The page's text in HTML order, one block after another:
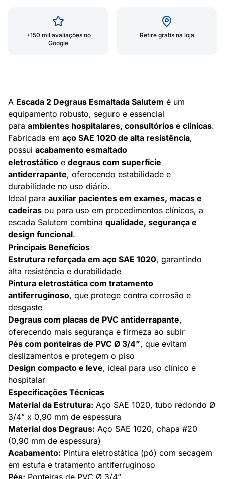
+150 mil avaliações no
Google
Retire grátis na loja
A Escada 2 Degraus Esmaltada Salutem é um
equipamento robusto, seguro e essencial
para ambientes hospitalares, consultórios e clínicas.
Fabricada em aço SAE 1020 de alta resistência,
possui acabamento esmaltado
eletrostático e degraus com superfície
antiderrapante, oferecendo estabilidade e
durabilidade no uso diário.
Ideal para auxiliar pacientes em exames, macas e
cadeiras ou para uso em procedimentos clínicos, a
escada Salutem combina qualidade, segurança e
design funcional.
Principais Benefícios
Estrutura reforçada em aço SAE 1020, garantindo
alta resistência e durabilidade
Pintura eletrostática com tratamento
antiferruginoso, que protege contra corrosão e
desgaste
Degraus com placas de PVC antiderrapante,
oferecendo mais segurança e firmeza ao subir
Pés com ponteiras de PVC Ø 3/4”, que evitam
deslizamentos e protegem o piso
Design compacto e leve, ideal para uso clínico e
hospitalar
Especificações Técnicas
Material da Estrutura: Aço SAE 1020, tubo redondo Ø
3/4” x 0,90 mm de espessura
Material dos Degraus: Aço SAE 1020, chapa #20
(0,90 mm de espessura)
Acabamento: Pintura eletrostática (pó) com secagem
em estufa e tratamento antiferruginoso
Pés: Ponteiras de PVC Ø 3/4”